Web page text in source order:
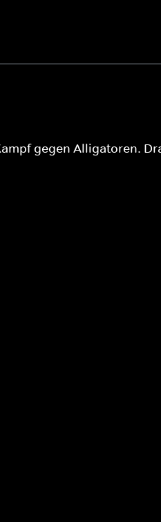
gegen Alligatoren.